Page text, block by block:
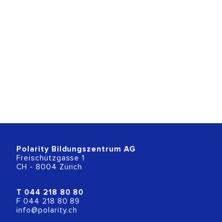
Polarity Bildungszentrum AG
Freischützgasse 1
CH - 8004 Zürich
T 044 218 80 80
F 044 218 80 89
info@polarity.ch